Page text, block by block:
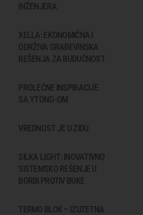
INŽENJERA
XELLA: EKONOMIČNA I
ODRŽIVA GRAĐEVINSKA
REŠENJA ZA BUDUĆNOST
PROLEĆNE INSPIRACIJE
SA YTONG-OM
VREDNOST JE U ZIDU
SILKA LIGHT: INOVATIVNO
SISTEMSKO REŠENJE U
BORBI PROTIV BUKE
TERMO BLOK – IZUZETNA